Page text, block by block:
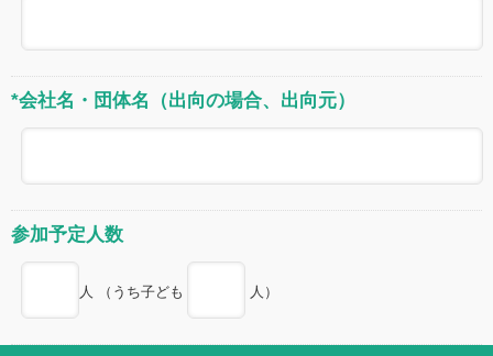
*会社名・団体名（出向の場合、出向元）
参加予定人数
人 （うち子ども 人）